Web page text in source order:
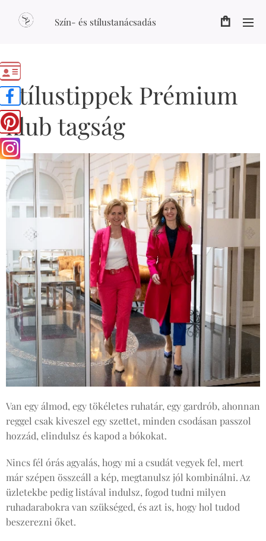
Szín- és stílustanácsadás
Stílustippek Prémium
klub tagság
Van egy álmod, egy tökéletes ruhatár, egy gardrób, ahonnan
reggel csak kiveszel egy szettet, minden csodásan passzol
hozzád, elindulsz és kapod a bókokat.
Nincs fél órás agyalás, hogy mi a csudát vegyek fel, mert
már szépen összeáll a kép, megtanulsz jól kombinálni. Az
üzletekbe pedig listával indulsz, fogod tudni milyen
ruhadarabokra van szükséged, és azt is, hogy hol tudod
beszerezni őket.